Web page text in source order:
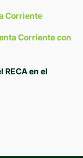
Corriente
Corriente con
en el